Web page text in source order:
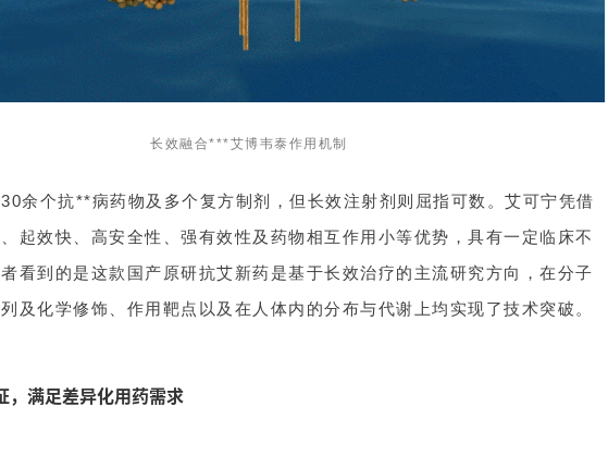
长效融合***艾博韦泰作用机制
余个抗**病药物及多个复方制剂，但长效注射剂则屈指可数。艾可宁凭借
起效快、高安全性、强有效性及药物相互作用小等优势，具有一定临床不
看到的是这款国产原研抗艾新药是基于长效治疗的主流研究方向，在分子
及化学修饰、作用靶点以及在人体内的分布与代谢上均实现了技术突破。
，满足差异化用药需求